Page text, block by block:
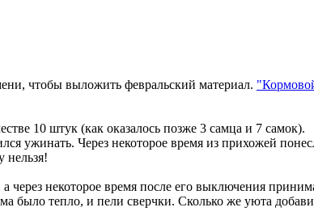
чтобы выложить февральский материал.
10 штук (как оказалось позже 3 самца и 7 самок).
ужинать. Через некоторое время из прихожей
нельзя!
через некоторое время после его выключения
было тепло, и пели сверчки. Сколько же уюта